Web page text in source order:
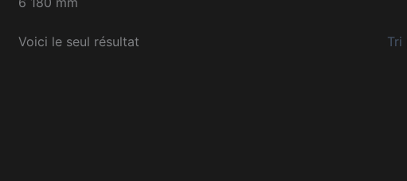
Voici le seul résultat